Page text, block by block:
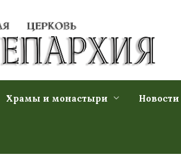
Храмы и монастыри Новости